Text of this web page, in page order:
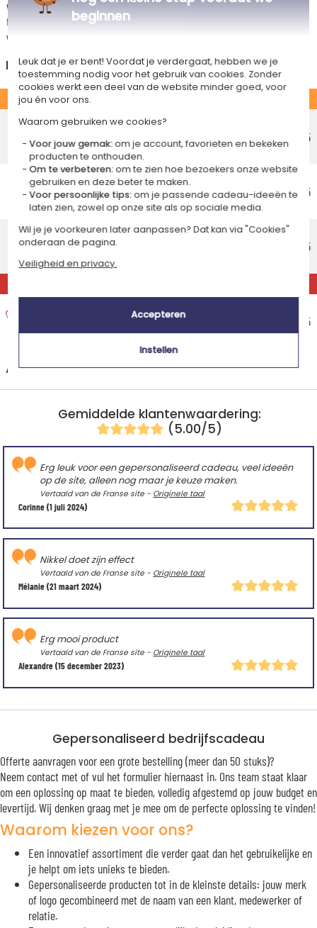
Gemiddelde klantenwaardering:
(5.00/5)
Corinne(1 juli 2024)
Erg leuk voor een gepersonaliseerd cadeau, veel ideeën
op de site, alleen nog maar je keuze maken.
Vertaald van de Franse site - Originele taal
Mélanie(21 maart 2024)
Nikkel doet zijn effect
Vertaald van de Franse site - Originele taal
Alexandre(15 december 2023)
Erg mooi product
Vertaald van de Franse site - Originele taal
worden de mogelijke leveropties weergegeven op de artikelpagina en
tijdens de stappen van je winkelwagen. (Als je het geld overmaakt, houd
wel rekening met 3-4 dagen extra levertijd van je cadeau.)
Nederland
Voordelig afhaalpunt
Geschatte afleverdatum
Vrijdag 14 augustus 2026
€ 5,25
Voordelig thuisbezorging
Geschatte afleverdatum
Maandag 17 augustus 2026
€ 5,95
Standaard thuisbezorging
Geschatte afleverdatum
Woensdag 12 augustus 2026
€ 8,95
Geschatte afleverdatum
Dinsdag 11 augustus 2026
€ 14,95
Andere landen +
Gepersonaliseerd bedrijfscadeau
Offerte aanvragen voor een grote bestelling (meer dan 50 stuks)?
Neem contact met of vul het formulier hiernaast in. Ons team staat klaar
om een oplossing op maat te bieden, volledig afgestemd op jouw budget en
levertijd. Wij denken graag met je mee om de perfecte oplossing te vinden!
Waarom kiezen voor ons?
Een innovatief assortiment die verder gaat dan het gebruikelijke en
je helpt om iets unieks te bieden.
Gepersonaliseerde producten tot in de kleinste details: jouw merk
of logo gecombineerd met de naam van een klant, medewerker of
relatie.
beginnen
Leuk dat je er bent! Voordat je verdergaat, hebben we je
toestemming nodig voor het gebruik van cookies. Zonder
cookies werkt een deel van de website minder goed, voor
jou én voor ons.
Waarom gebruiken we cookies?
Voor jouw gemak:om je account, favorieten en bekeken
producten te onthouden.
Om te verbeteren:om te zien hoe bezoekers onze website
gebruiken en deze beter te maken.
Voor persoonlijke tips:om je passende cadeau-ideeën te
laten zien, zowel op onze site als op sociale media.
Wil je je voorkeuren later aanpassen? Dat kan via "Cookies"
onderaan de pagina.
Veiligheid en privacy.
Accepteren
Instellen